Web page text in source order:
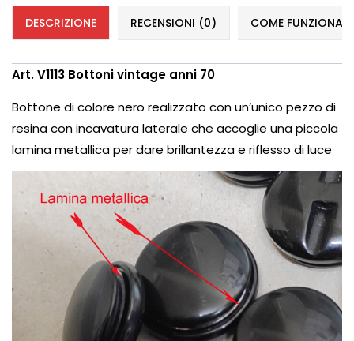
DESCRIZIONE RECENSIONI (0) COME
Art. V1113 Bottoni vintage anni 70
Bottone di colore nero realizzato con un’unico pezzo di
resina con incavatura laterale che accoglie una piccola
lamina metallica per dare brillantezza e riflesso di luce